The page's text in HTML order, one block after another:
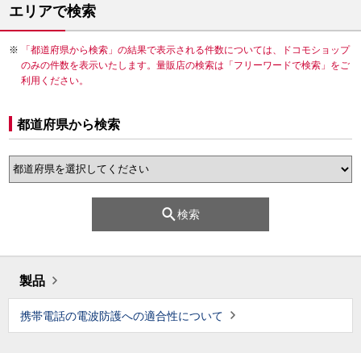
エリアで検索
「都道府県から検索」の結果で表示される件数については、ドコモショップ
のみの件数を表示いたします。量販店の検索は「フリーワードで検索」をご
利用ください。
都道府県から検索
検索
製品
携帯電話の電波防護への適合性について